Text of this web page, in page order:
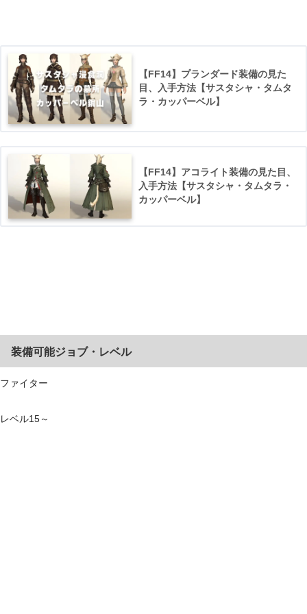
【FF14】プランダード装備の見た
目、入手方法【サスタシャ・タムタ
ラ・カッパーベル】
【FF14】アコライト装備の見た目、
入手方法【サスタシャ・タムタラ・
カッパーベル】
装備可能ジョブ・レベル
ファイター
レベル15～